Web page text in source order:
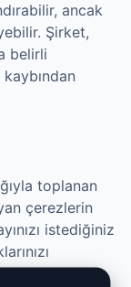
ancak
Şirket,
belirli
toplanan
çerezlerin
istediğiniz